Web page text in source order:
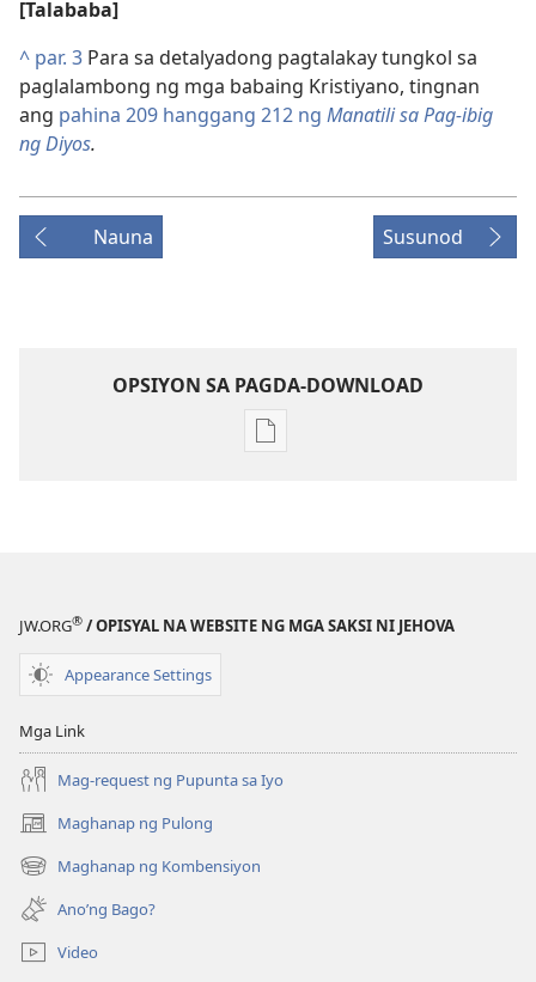
[Talababa]
^ par. 3 Para sa detalyadong pagtalakay tungkol sa
paglalambong ng mga babaing Kristiyano, tingnan
ang pahina 209 hanggang 212 ng Manatili sa Pag-ibig
ng Diyos.
Nauna Susunod
OPSIYON SA PAGDA-DOWNLOAD
Opsiyon
ANG
SA
PAG-
JW.ORG® / OPISYAL NA WEBSITE NG MGA SAKSI NI JEHOVA
Appearance Settings
Mga Link
Mag-request ng Pupunta sa Iyo
Maghanap ng Pulong
(may
bubukas
na
bagong
window)
Maghanap ng Kombensiyon
(may
bubukas
na
bagong
window)
Ano’ng Bago?
Video